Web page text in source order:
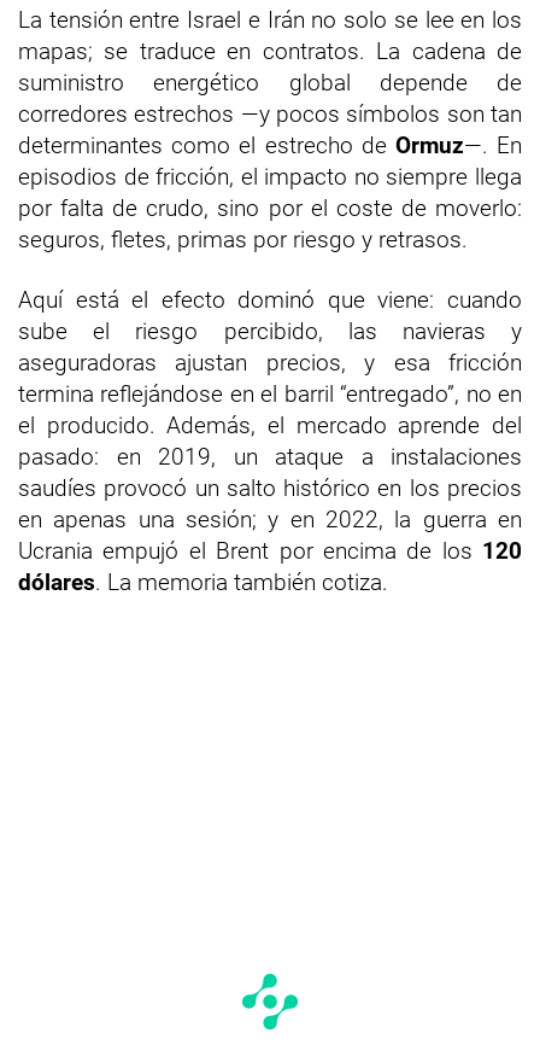
La tensión entre Israel e Irán no solo se lee en los
mapas; se traduce en contratos. La cadena de
suministro energético global depende de
corredores estrechos —y pocos símbolos son tan
determinantes como el estrecho de Ormuz—. En
episodios de fricción, el impacto no siempre llega
por falta de crudo, sino por el coste de moverlo:
seguros, fletes, primas por riesgo y retrasos.
Aquí está el efecto dominó que viene: cuando
sube el riesgo percibido, las navieras y
aseguradoras ajustan precios, y esa fricción
termina reflejándose en el barril “entregado”, no en
el producido. Además, el mercado aprende del
pasado: en 2019, un ataque a instalaciones
saudíes provocó un salto histórico en los precios
en apenas una sesión; y en 2022, la guerra en
Ucrania empujó el Brent por encima de los 120
dólares. La memoria también cotiza.